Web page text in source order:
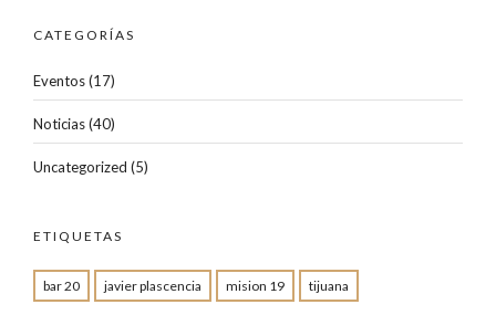
CATEGORÍAS
Eventos(17)
Noticias(40)
Uncategorized (5)
ETIQUETAS
bar 20 javier plascencia mision 19 tijuana